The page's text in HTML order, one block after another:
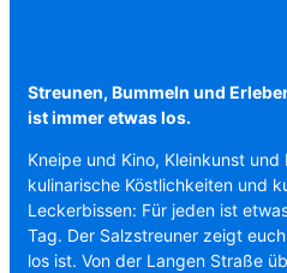
Streunen, Bummeln und
ist immer etwas los.
Kneipe und Kino, Kleinkunst und
kulinarische Köstlichkeiten und
Leckerbissen: Für jeden ist
Tag. Der Salzstreuner zeigt
los ist. Von der Langen Straße